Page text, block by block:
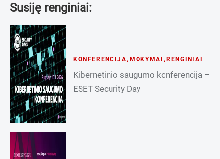
Susiję renginiai:
KONFERENCIJA , MOKYMAI , RENGINIAI
Kibernetinio saugumo konferencija –
ESET Security Day